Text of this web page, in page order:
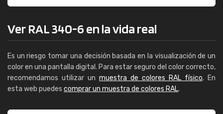
Ver RAL 340-6 en la vida real
Es un riesgo tomar una decisión basada en la visualización de un
color en una pantalla digital. Para estar seguro del color correcto,
recomendamos utilizar un muestra de colores RAL físico. En
esta web puedes comprar un muestra de colores RAL.